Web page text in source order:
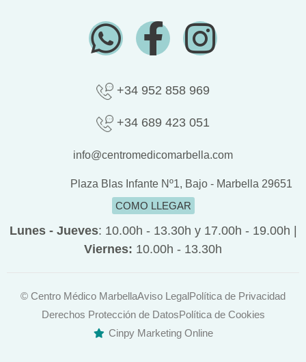
W
h
a
t
s
a
p
F
a
c
e
b
o
o
-
f
I
n
s
t
a
g
r
m
+34 952 858 969
+34 689 423 051
info@centromedicomarbella.com
Plaza Blas Infante Nº1, Bajo - Marbella 29651
COMO LLEGAR
Lunes - Jueves: 10.00h - 13.30h y 17.00h - 19.00h |
Viernes: 10.00h - 13.30h
© Centro Médico MarbellaAviso LegalPolítica de Privacidad
Derechos Protección de DatosPolítica de Cookies
Cinpy Marketing Online